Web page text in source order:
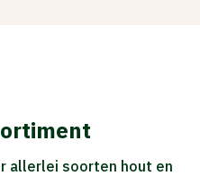
allerlei soorten hout en